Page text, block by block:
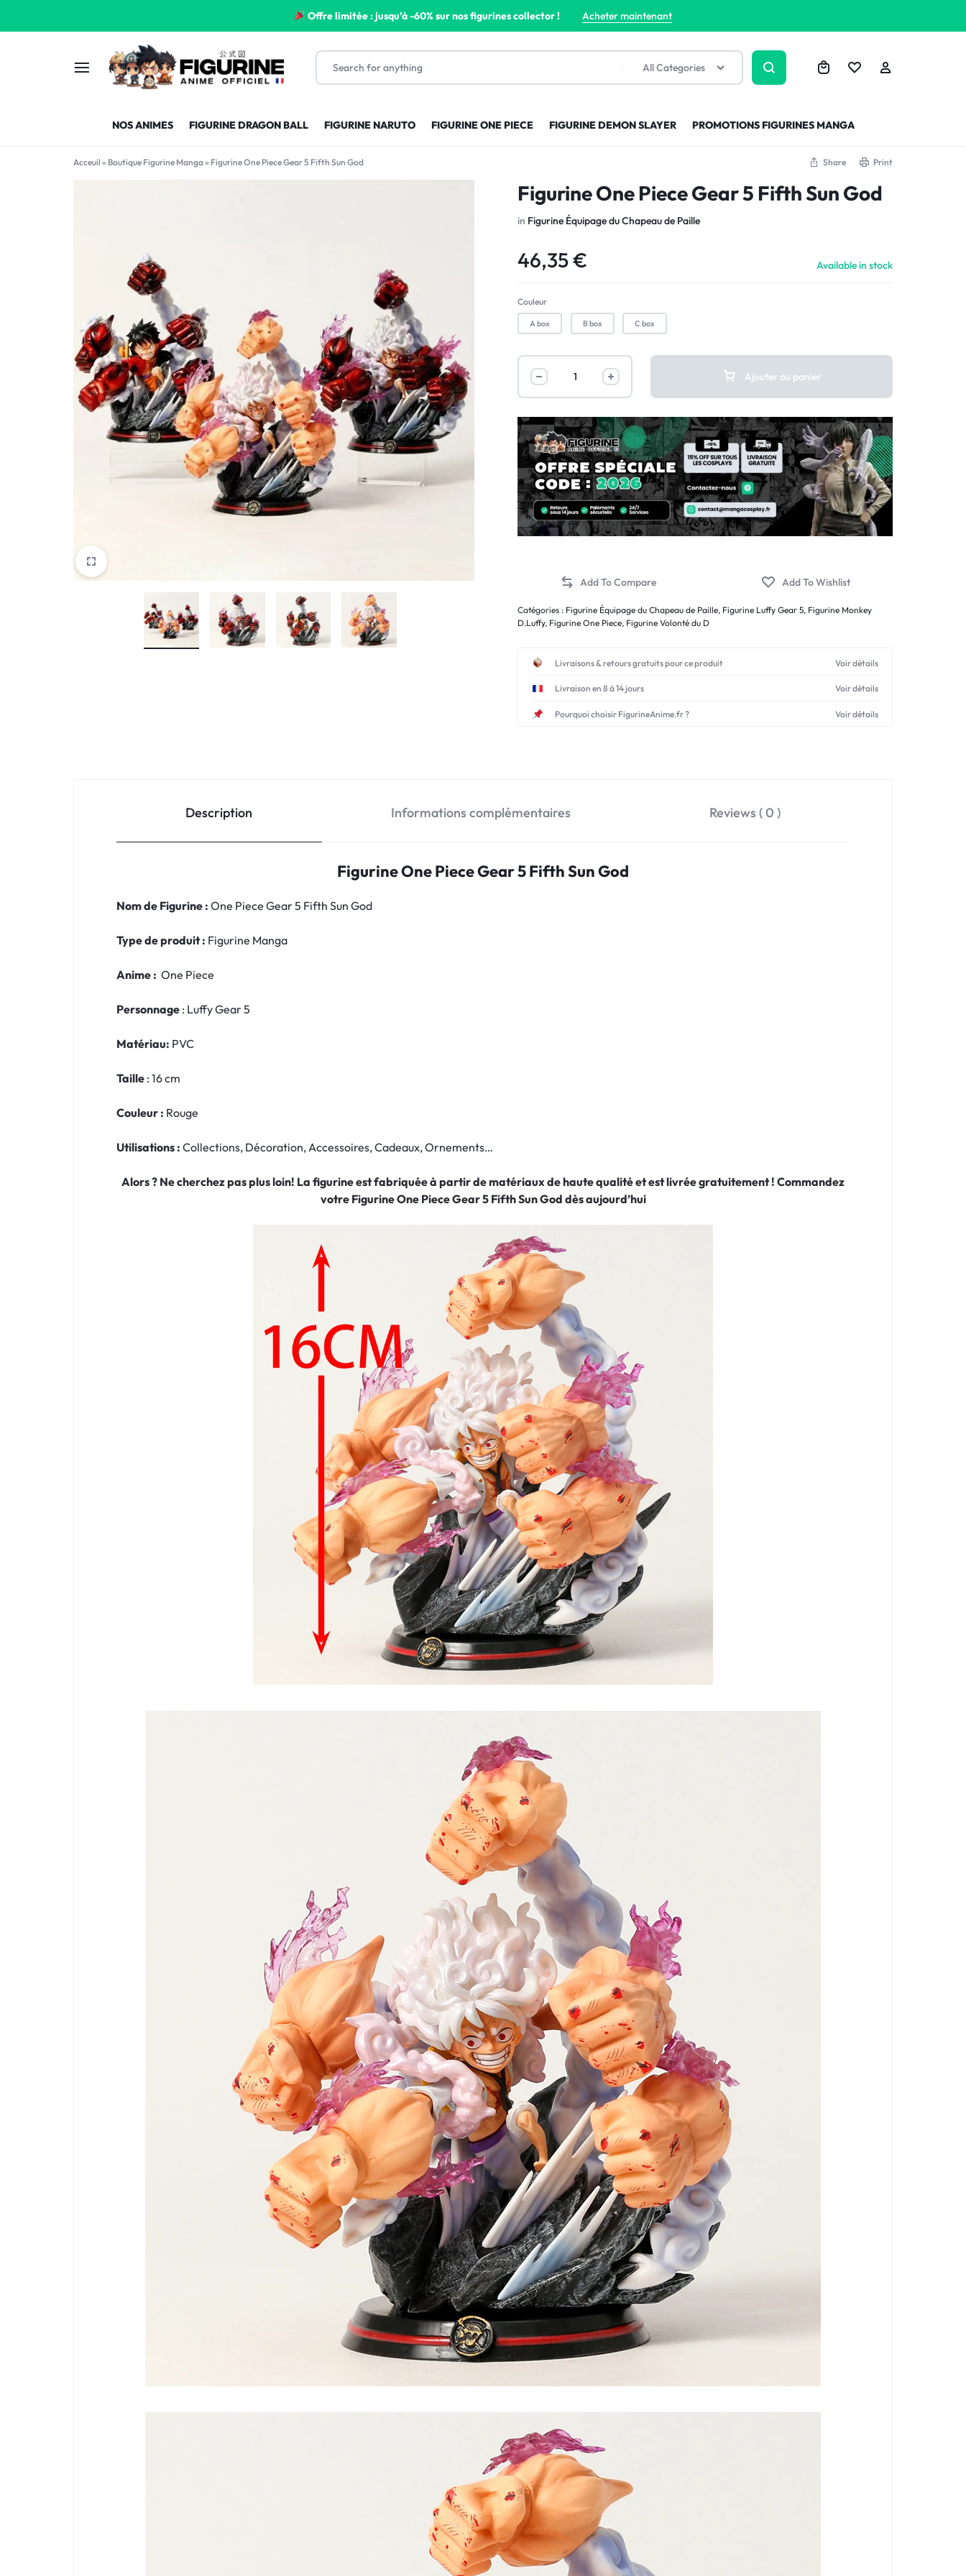
Offre limitée : jusqu’à -60% sur nos figurines collector ! Acheter maintenant
FRANCE
FRANCE
All Categories
NOS ANIMES FIGURINE DRAGON BALL FIGURINE NARUTO FIGURINE ONE PIECE FIGURINE DEMON SLAYER PROMOTIONS FIGURINES MANGA
Acceuil » Boutique Figurine Manga» Figurine One Piece Gear 5 Fifth Sun God Share Print
Figurine One Piece Gear 5 Fifth Sun God
in Figurine Équipage du Chapeau de Paille
46,35€ Available in stock
Couleur
A box B box C box
Ajouter au panier
Catégories : Figurine Équipage du Chapeau de Paille, Figurine Luffy Gear 5, Figurine Monkey
D.Luffy, Figurine One Piece, Figurine Volonté du D
Livraisons & retours gratuits pour ce produit Voir détails
Livraison en 8 à 14 jours Voir détails
Pourquoi choisir FigurineAnime.fr ? Voir détails
Description Informations complémentaires Reviews ( 0 )
Figurine One Piece Gear 5 Fifth Sun God
Nom de Figurine : One Piece Gear 5 Fifth Sun God
Type de produit : Figurine Manga
Anime : One Piece
Personnage : Luffy Gear 5
Matériau: PVC
Taille : 16 cm
Couleur : Rouge
Utilisations : Collections, Décoration, Accessoires, Cadeaux, Ornements…
Alors ? Ne cherchez pas plus loin! La figurine est fabriquée à partir de matériaux de haute qualité et est livrée gratuitement ! Commandez
votre Figurine One Piece Gear 5 Fifth Sun God dès aujourd’hui